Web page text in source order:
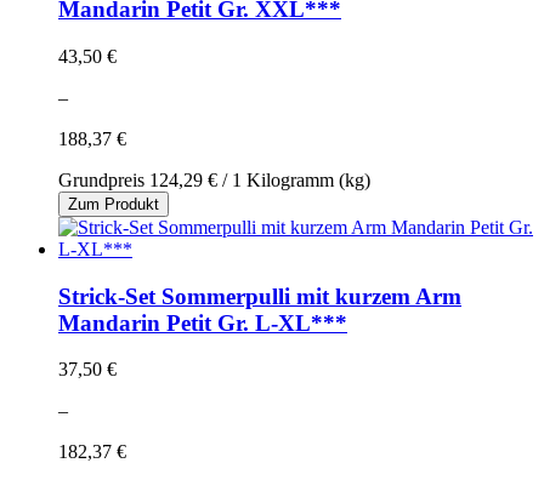
Mandarin Petit Gr. XXL***
43,50 €
–
188,37 €
Grundpreis 124,29 € / 1 Kilogramm (kg)
Zum Produkt
Strick-Set Sommerpulli mit kurzem Arm
Mandarin Petit Gr. L-XL***
37,50 €
–
182,37 €